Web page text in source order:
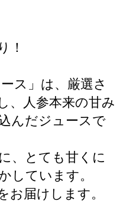
！
ス」は、厳選さ
、人参本来の甘み
んだジュースで
、とても甘くに
しています。
お届けします。